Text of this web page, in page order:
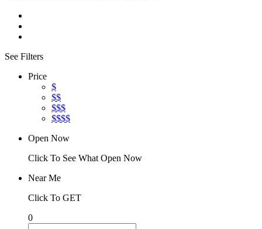
See Filters
Price
$
$$
$$$
$$$$
Open Now
Click To See What Open Now
Near Me
Click To GET
0